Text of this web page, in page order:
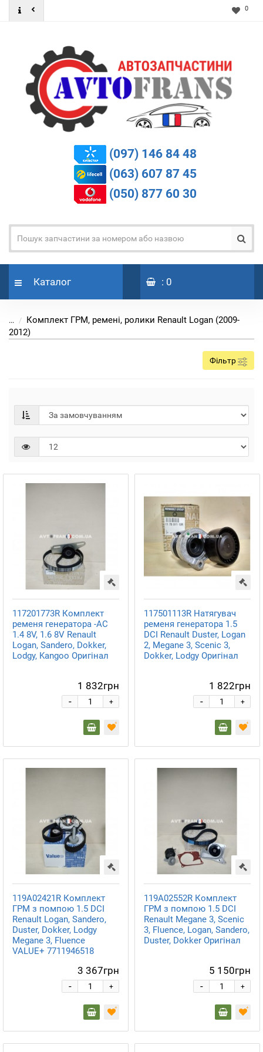
0
(097) 146 84 48
(063) 607 87 45
(050) 877 60 30
Каталог : 0
...
Комплект ГРМ, ремені, ролики Renault Logan (2009-
2012)
Фільтр
117201773R Комплект
ременя генератора -AC
1.4 8V, 1.6 8V Renault
Logan, Sandero, Dokker,
Lodgy, Kangoo Оригінал
1 832грн
+
-
117501113R Натягувач
ременя генератора 1.5
DCI Renault Duster, Logan
2, Megane 3, Scenic 3,
Dokker, Lodgy Оригінал
1 822грн
+
-
119A02421R Комплект
ГРМ з помпою 1.5 DCI
Renault Logan, Sandero,
Duster, Dokker, Lodgy
Megane 3, Fluence
VALUE+ 7711946518
3 367грн
+
-
119A02552R Комплект
ГРМ з помпою 1.5 DCI
Renault Megane 3, Scenic
3, Fluence, Logan, Sandero,
Duster, Dokker Оригінал
5 150грн
+
-